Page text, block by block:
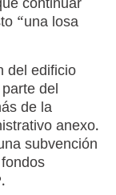
continuar
“una losa
del edificio
del
de la
anexo.
subvención